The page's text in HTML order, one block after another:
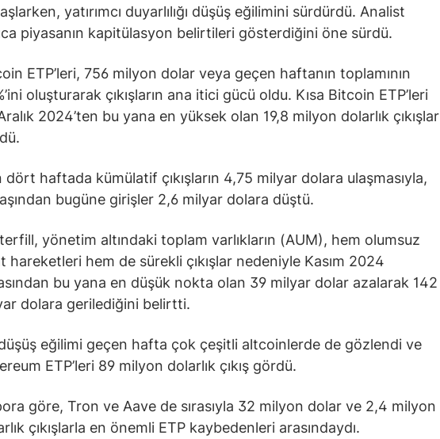
yatırımcı duyarlılığı düşüş eğilimini sürdürdü. Analist
piyasanın kapitülasyon belirtileri gösterdiğini öne sürdü.
ETP’leri, 756 milyon dolar veya geçen haftanın toplamının
oluşturarak çıkışların ana itici gücü oldu. Kısa Bitcoin ETP’leri
2024’ten bu yana en yüksek olan 19,8 milyon dolarlık çıkışlar
dört haftada kümülatif çıkışların 4,75 milyar dolara ulaşmasıyla,
bugüne girişler 2,6 milyar dolara düştü.
yönetim altındaki toplam varlıkların (AUM), hem olumsuz
hareketleri hem de sürekli çıkışlar nedeniyle Kasım 2024
bu yana en düşük nokta olan 39 milyar dolar azalarak 142
dolara gerilediğini belirtti.
eğilimi geçen hafta çok çeşitli altcoinlerde de gözlendi ve
ETP’leri 89 milyon dolarlık çıkış gördü.
göre, Tron ve Aave de sırasıyla 32 milyon dolar ve 2,4 milyon
çıkışlarla en önemli ETP kaybedenleri arasındaydı.